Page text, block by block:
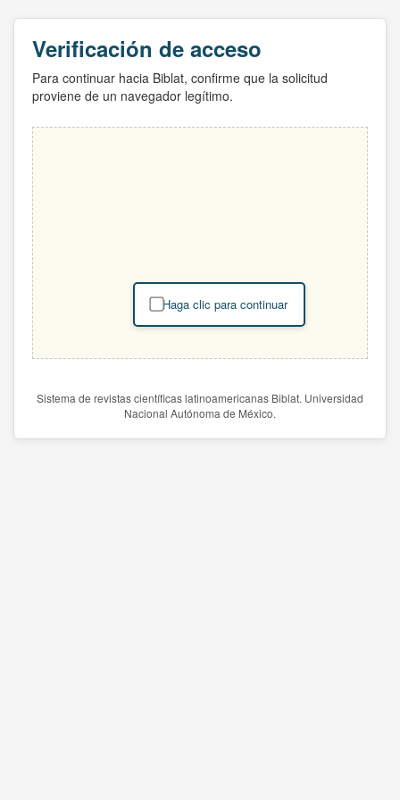
Verificación de acceso
Para continuar hacia Biblat, confirme que la solicitud
proviene de un navegador legítimo.
Haga clic para continuar
Sistema de revistas científicas latinoamericanas Biblat. Universidad
Nacional Autónoma de México.